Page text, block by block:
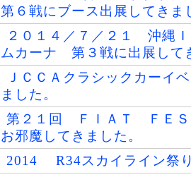
第６戦にブース出展してきま
２０１４／７／２１ 沖縄
ムカーナ 第３戦に出展して
ＪＣＣＡクラシックカーイ
ました。
第２１回 ＦＩＡＴ ＦＥ
お邪魔してきました。
2014 R34スカイライン祭